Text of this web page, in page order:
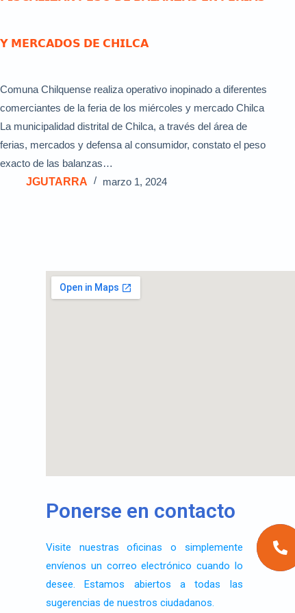
𝗬 𝗠𝗘𝗥𝗖𝗔𝗗𝗢𝗦 𝗗𝗘 𝗖𝗛𝗜𝗟𝗖𝗔
Comuna Chilquense realiza operativo inopinado a diferentes
comerciantes de la feria de los miércoles y mercado Chilca
La municipalidad distrital de Chilca, a través del área de
ferias, mercados y defensa al consumidor, constato el peso
exacto de las balanzas…
JGUTARRA
marzo 1, 2024
Ponerse en contacto
Visite nuestras oficinas o simplemente
envíenos un correo electrónico cuando lo
desee. Estamos abiertos a todas las
sugerencias de nuestros ciudadanos.